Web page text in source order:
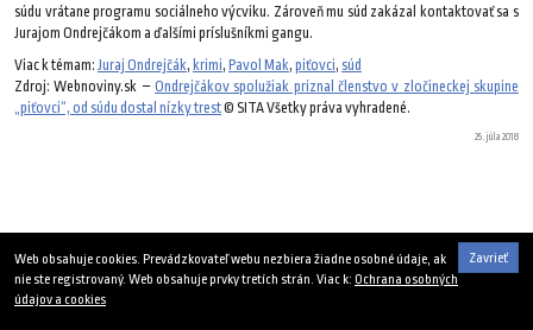
súdu vrátane programu sociálneho výcviku. Zároveň mu súd zakázal kontaktovať sa s
Jurajom Ondrejčákom a ďalšími príslušníkmi gangu.
Viac k témam: Juraj Ondrejčák, krimi, Pavol Mak, piťovci, súd
Zdroj: Webnoviny.sk – Ondrejčákov spolužiak priznal členstvo v zločineckej skupine
„piťovci“, od súdu dostal nízky trest© SITA Všetky práva vyhradené.
25. júla 2018
Zavrieť
Web obsahuje cookies. Prevádzkovateľ webu nezbiera žiadne osobné údaje, ak
nie ste registrovaný. Web obsahuje prvky tretích strán. Viac k: Ochrana osobných
údajov a cookies